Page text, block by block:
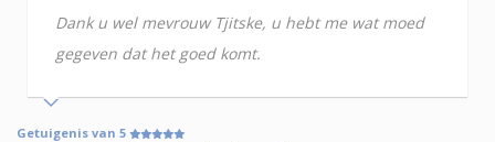
Dank u wel mevrouw Tjitske, u hebt me wat moed
gegeven dat het goed komt.
Getuigenis van 5